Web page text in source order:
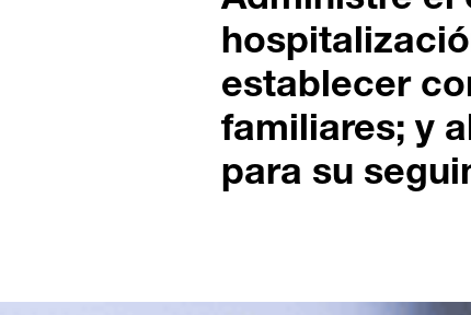
establecer
familiares; y
para su